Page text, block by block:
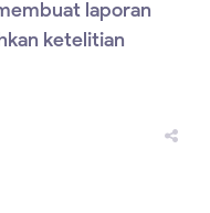
laporan
ketelitian